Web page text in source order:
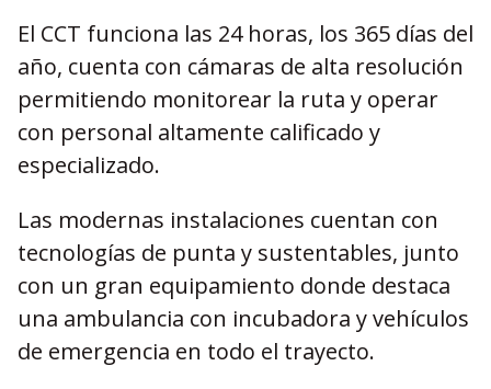
El CCT funciona las 24 horas, los 365 días del
año, cuenta con cámaras de alta resolución
permitiendo monitorear la ruta y operar
con personal altamente calificado y
especializado.
Las modernas instalaciones cuentan con
tecnologías de punta y sustentables, junto
con un gran equipamiento donde destaca
una ambulancia con incubadora y vehículos
de emergencia en todo el trayecto.